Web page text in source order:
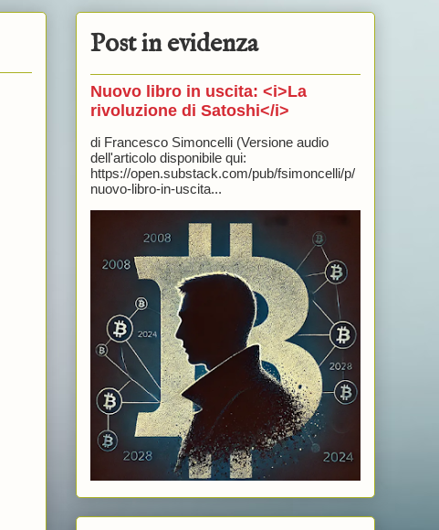
Post in evidenza
Nuovo libro in uscita: <i>La
rivoluzione di Satoshi</i>
di Francesco Simoncelli (Versione audio
dell'articolo disponibile qui:
https://open.substack.com/pub/fsimoncelli/p/
nuovo-libro-in-uscita...